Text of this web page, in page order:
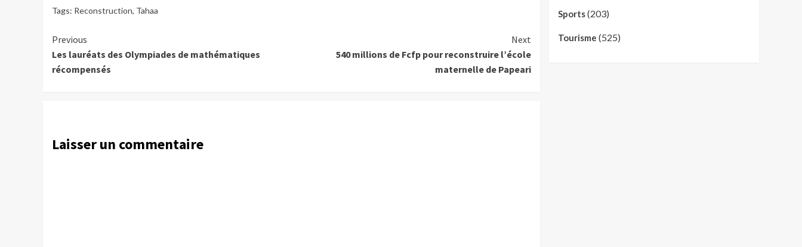
Tags: Reconstruction, Tahaa
Continue
Reading
Previous
Les lauréats des Olympiades de mathématiques
récompensés
Next
540 millions de Fcfp pour reconstruire l’école
maternelle de Papeari
Laisser un commentaire
Sports(203)
Tourisme (525)